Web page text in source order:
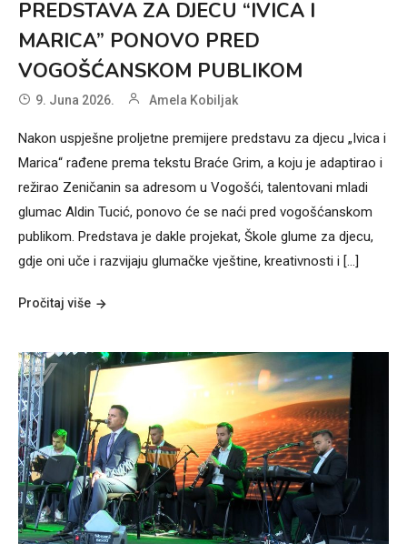
PREDSTAVA ZA DJECU “IVICA I
MARICA” PONOVO PRED
VOGOŠĆANSKOM PUBLIKOM
9. Juna 2026. Amela Kobiljak
Nakon uspješne proljetne premijere predstavu za djecu „Ivica i
Marica“ rađene prema tekstu Braće Grim, a koju je adaptirao i
režirao Zeničanin sa adresom u Vogošći, talentovani mladi
glumac Aldin Tucić, ponovo će se naći pred vogošćanskom
publikom. Predstava je dakle projekat, Škole glume za djecu,
gdje oni uče i razvijaju glumačke vještine, kreativnosti i […]
Pročitaj više